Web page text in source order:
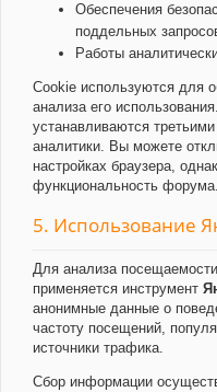
Обеспечения
поддельных
Работы
Cookie используются для
анализа его
устанавливаются
аналитики. Вы можете
настройках браузера,
функциональность форума.
5. Использование
Для анализа
применяется инструмент
анонимные данные о
частоту посещений,
источники трафика.
Сбор информации